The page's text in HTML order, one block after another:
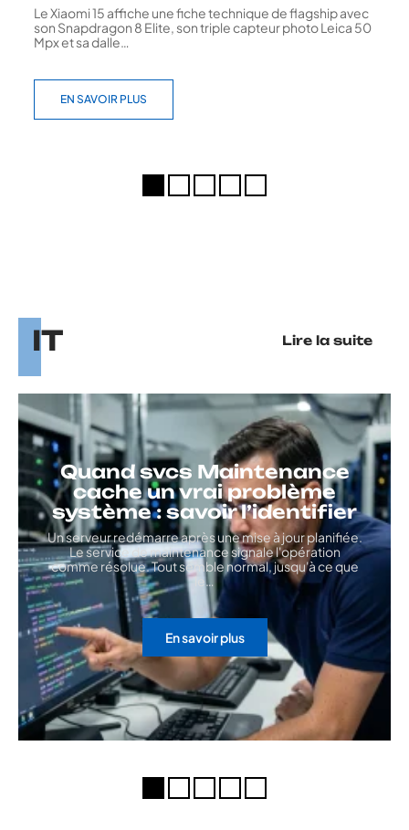
Le Xiaomi 15 affiche une fiche technique de flagship avec
son Snapdragon 8 Elite, son triple capteur photo Leica 50
Mpx et sa dalle
EN SAVOIR PLUS
IT Lire la suite
Quand svcs Maintenance
cache un vrai problème
système : savoir l’identifier
Un serveur redémarre après une mise à jour planifiée.
Le service de maintenance signale l'opération
comme résolue. Tout semble normal, jusqu'à ce que
le…
En savoir plus